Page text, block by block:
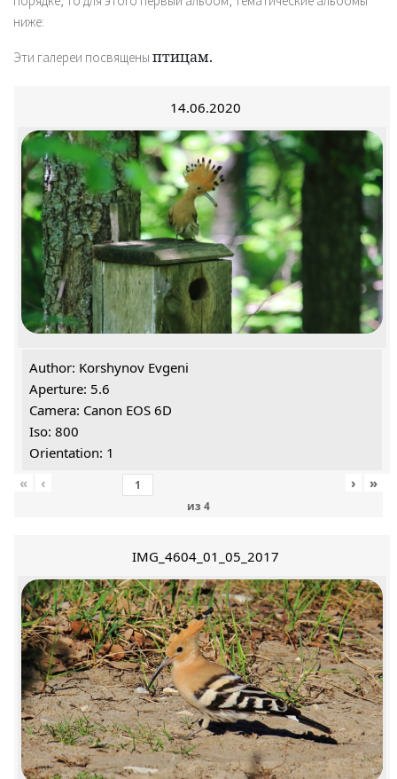
ниже:
Эти галереи посвящены птицам.
14.06.2020
Author: Korshynov Evgeni
Aperture: 5.6
Camera: Canon EOS 6D
Iso: 800
Orientation: 1
«
‹
из 4
› »
IMG_4604_01_05_2017